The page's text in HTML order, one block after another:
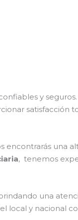
y
satisfacción
una
, tenemos
una
local y nacional